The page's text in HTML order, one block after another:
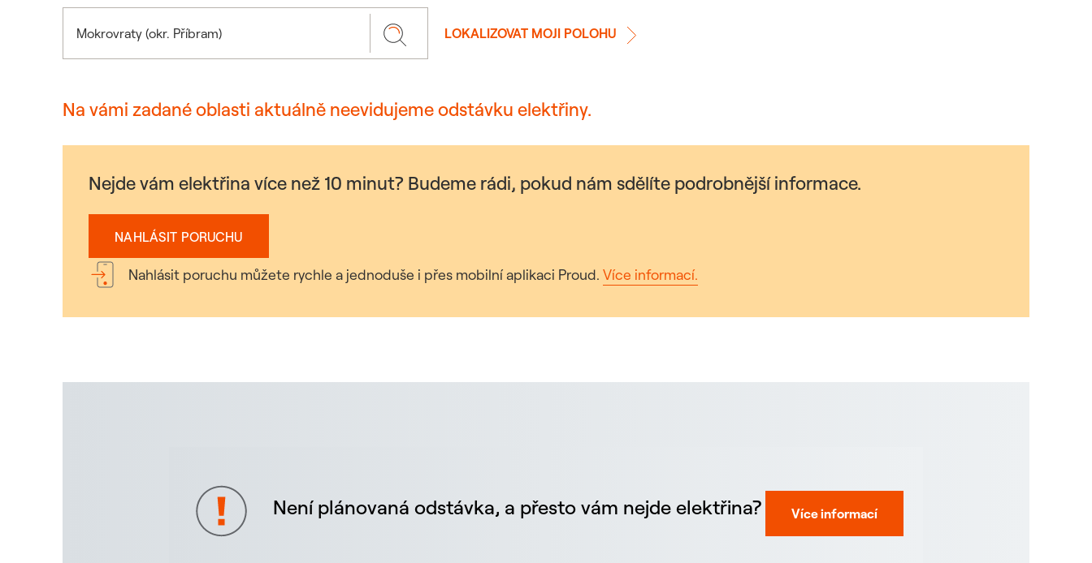
LOKALIZOVAT MOJI POLOHU
Na vámi zadané oblasti aktuálně neevidujeme odstávku elektřiny.
Nejde vám elektřina více než 10 minut? Budeme rádi, pokud nám sdělíte podrobnější informace.
NAHLÁSIT PORUCHU
Nahlásit poruchu můžete rychle a jednoduše i přes mobilní aplikaci Proud. Více informací.
Není plánovaná odstávka, a přesto vám nejde elektřina? Více informací